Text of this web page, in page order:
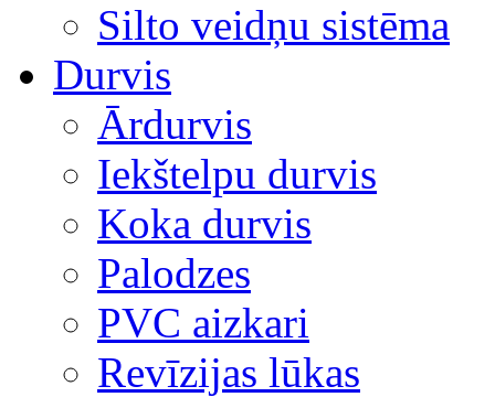
Silto veidņu sistēma
Durvis
Ārdurvis
Iekštelpu durvis
Koka durvis
Palodzes
PVC aizkari
Revīzijas lūkas